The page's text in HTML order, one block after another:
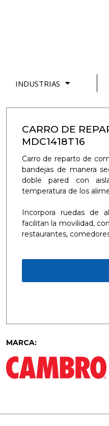
INDUSTRIAS
CARRO DE
MDC1418T16
Carro de reparto de
bandejas de manera
doble pared con
temperatura de los
Incorpora ruedas de
facilitan la movilidad,
restaurantes,
MARCA: